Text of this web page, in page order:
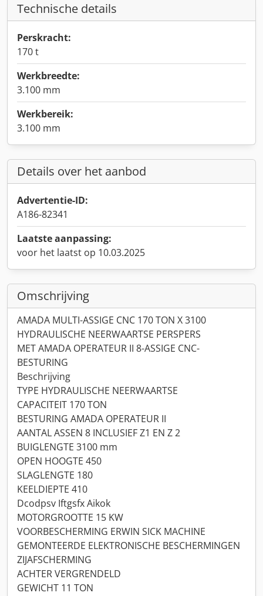
Technische details
Perskracht:
170 t
Werkbreedte:
3.100 mm
Werkbereik:
3.100 mm
Details over het aanbod
Advertentie-ID:
A186-82341
Laatste aanpassing:
voor het laatst op 10.03.2025
Omschrijving
AMADA MULTI-ASSIGE CNC 170 TON X 3100
HYDRAULISCHE NEERWAARTSE PERSPERS
MET AMADA OPERATEUR II 8-ASSIGE CNC-
BESTURING
Beschrijving
TYPE HYDRAULISCHE NEERWAARTSE
CAPACITEIT 170 TON
BESTURING AMADA OPERATEUR II
AANTAL ASSEN 8 INCLUSIEF Z1 EN Z 2
BUIGLENGTE 3100 mm
OPEN HOOGTE 450
SLAGLENGTE 180
KEELDIEPTE 410
Dcodpsv Iftgsfx Aikok
MOTORGROOTTE 15 KW
VOORBESCHERMING ERWIN SICK MACHINE
GEMONTEERDE ELEKTRONISCHE BESCHERMINGEN
ZIJAFSCHERMING
ACHTER VERGRENDELD
GEWICHT 11 TON